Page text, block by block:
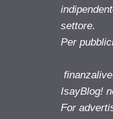
settore.
Per
For